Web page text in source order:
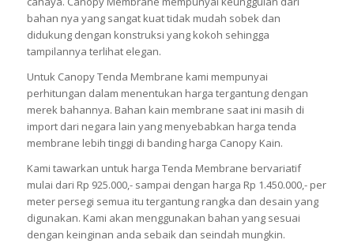
bahan nya yang sangat kuat tidak mudah sobek dan
didukung dengan konstruksi yang kokoh sehingga
tampilannya terlihat elegan.
Untuk Canopy Tenda Membrane kami mempunyai
perhitungan dalam menentukan harga tergantung dengan
merek bahannya. Bahan kain membrane saat ini masih di
import dari negara lain yang menyebabkan harga tenda
membrane lebih tinggi di banding harga Canopy Kain.
Kami tawarkan untuk harga Tenda Membrane bervariatif
mulai dari Rp 925.000,- sampai dengan harga Rp 1.450.000,- per
meter persegi semua itu tergantung rangka dan desain yang
digunakan. Kami akan menggunakan bahan yang sesuai
dengan keinginan anda sebaik dan seindah mungkin.